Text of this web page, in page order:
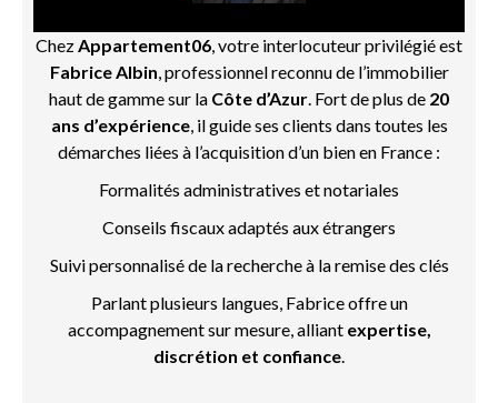
ChezAppartement06, votre interlocuteur privilégié est
Fabrice Albin, professionnel reconnu de l’immobilier
haut de gamme sur la Côte d’Azur. Fort de plus de 20
ans d’expérience, il guide ses clients dans toutes les
démarches liées à l’acquisition d’un bien en France :
Formalités administratives et notariales
Conseils fiscaux adaptés aux étrangers
Suivi personnalisé de la recherche à la remise des clés
Parlant plusieurs langues, Fabrice offre un
accompagnement sur mesure, alliant expertise,
discrétion et confiance.